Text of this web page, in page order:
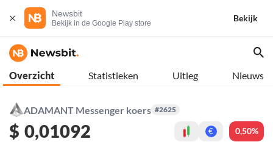
Newsbit
Bekijk in de Google Play store
Bekijk
Overzicht Statistieken Uitleg Nieuws
ADAMANT Messenger koers #2625
$ 0,01092 € 0,50%